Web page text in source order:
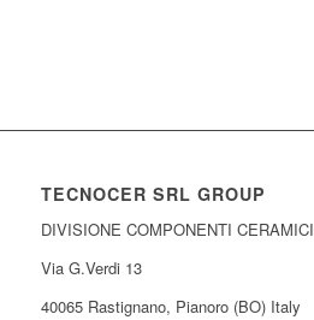
TECNOCER SRL GROUP
DIVISIONE COMPONENTI CERAMICI
Via G.Verdi 13
40065 Rastignano, Pianoro (BO) Italy